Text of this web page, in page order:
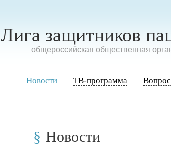
Лига защитников
oбщероссийская общественная
Новости ТВ-программа
Новости